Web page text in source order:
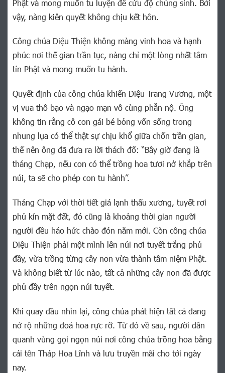
Phật và mong muốn tu luyện để cứu độ chúng sinh. Bởi
vậy, nàng kiên quyết không chịu kết hôn.
Công chúa Diệu Thiện không màng vinh hoa và hạnh
phúc nơi thế gian trần tục, nàng chỉ một lòng nhất tâm
tín Phật và mong muốn tu hành.
Quyết định của công chúa khiến Diệu Trang Vương, một
vị vua thô bạo và ngạo mạn vô cùng phẫn nộ. Ông
không tin rằng cô con gái bé bỏng vốn sống trong
nhung lụa có thể thật sự chịu khổ giữa chốn trần gian,
thế nên ông đã đưa ra lời thách đố: “Bây giờ đang là
tháng Chạp, nếu con có thể trồng hoa tươi nở khắp trên
núi, ta sẽ cho phép con tu hành”.
Tháng Chạp với thời tiết giá lạnh thấu xương, tuyết rơi
phủ kín mặt đất, đó cũng là khoảng thời gian người
người đều háo hức chào đón năm mới. Còn công chúa
Diệu Thiện phải một mình lên núi nơi tuyết trắng phủ
đầy, vừa trồng từng cây non vừa thành tâm niệm Phật.
Và không biết từ lúc nào, tất cả những cây non đã được
phủ đầy trên ngọn núi tuyết.
Khi quay đầu nhìn lại, công chúa phát hiện tất cả đang
nở rộ những đoá hoa rực rỡ. Từ đó về sau, người dân
quanh vùng gọi ngọn núi nơi công chúa trồng hoa bằng
cái tên Tháp Hoa Lĩnh và lưu truyền mãi cho tới ngày
nay.